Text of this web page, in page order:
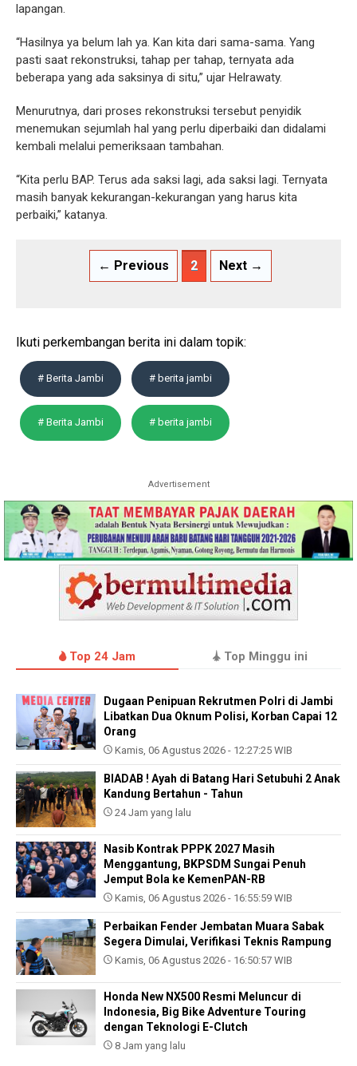
lapangan.
“Hasilnya ya belum lah ya. Kan kita dari sama-sama. Yang
pasti saat rekonstruksi, tahap per tahap, ternyata ada
beberapa yang ada saksinya di situ,” ujar Helrawaty.
Menurutnya, dari proses rekonstruksi tersebut penyidik
menemukan sejumlah hal yang perlu diperbaiki dan didalami
kembali melalui pemeriksaan tambahan.
“Kita perlu BAP. Terus ada saksi lagi, ada saksi lagi. Ternyata
masih banyak kekurangan-kekurangan yang harus kita
perbaiki,” katanya.
← Previous 2 Next →
Ikuti perkembangan berita ini dalam topik:
# Berita Jambi # berita jambi
# Berita Jambi # berita jambi
Advertisement
Top 24 Jam Top Minggu ini
Dugaan Penipuan Rekrutmen Polri di Jambi
Libatkan Dua Oknum Polisi, Korban Capai 12
Orang
Kamis, 06 Agustus 2026 - 12:27:25 WIB
BIADAB ! Ayah di Batang Hari Setubuhi 2 Anak
Kandung Bertahun - Tahun
24 Jam yang lalu
Nasib Kontrak PPPK 2027 Masih
Menggantung, BKPSDM Sungai Penuh
Jemput Bola ke KemenPAN-RB
Kamis, 06 Agustus 2026 - 16:55:59 WIB
Perbaikan Fender Jembatan Muara Sabak
Segera Dimulai, Verifikasi Teknis Rampung
Kamis, 06 Agustus 2026 - 16:50:57 WIB
Honda New NX500 Resmi Meluncur di
Indonesia, Big Bike Adventure Touring
dengan Teknologi E-Clutch
8 Jam yang lalu